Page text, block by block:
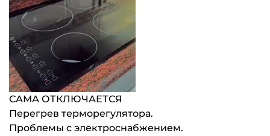
САМА ОТКЛЮЧАЕТСЯ
Перегрев терморегулятора.
Проблемы с электроснабжением.